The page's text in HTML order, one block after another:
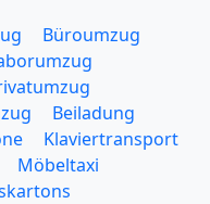
Büroumzug
Beiladung
Klaviertransport
Möbeltaxi